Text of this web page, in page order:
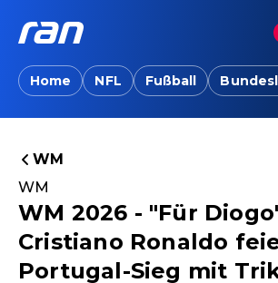
Home NFL Fußball
WM
WM
WM 2026 - "Für
Cristiano Ronaldo
Portugal-Sieg mit